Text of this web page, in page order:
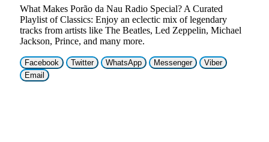
What Makes Porão da Nau Radio Special? A Curated
Playlist of Classics: Enjoy an eclectic mix of legendary
tracks from artists like The Beatles, Led Zeppelin, Michael
Jackson, Prince, and many more.
Facebook Twitter WhatsApp Messenger
Viber
Email